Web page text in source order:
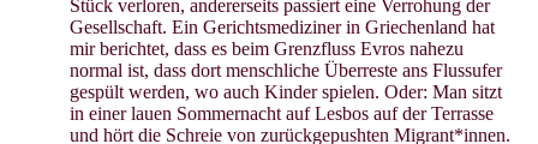
Stück verloren, andererseits passiert eine Verrohung der
Gesellschaft. Ein Gerichtsmediziner in Griechenland hat
mir berichtet, dass es beim Grenzfluss Evros nahezu
normal ist, dass dort menschliche Überreste ans Flussufer
gespült werden, wo auch Kinder spielen. Oder: Man sitzt
in einer lauen Sommernacht auf Lesbos auf der Terrasse
und hört die Schreie von zurückgepushten Migrant*innen.